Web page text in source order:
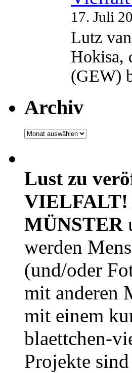
17. Juli
Lutz
Hokisa,
(GEW)
Archiv
Archiv
Lust zu
VIELFALT!
MÜNSTER
werden
(und/oder
mit anderen
mit einem
blaettchen-
Projekte